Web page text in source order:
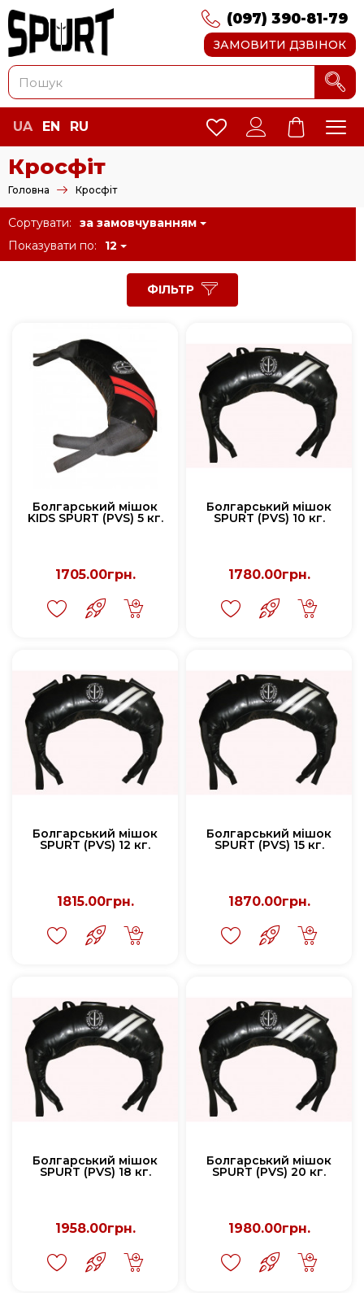
(097) 390-81-79
ЗАМОВИТИ ДЗВІНОК
UA EN RU
Кросфіт
Головна Кросфіт
Сортувати:
за замовчуванням
Показувати по:
12
ФІЛЬТР
Болгарський мішок
KIDS SPURT (PVS) 5 кг.
1705.00грн.
Болгарський мішок
SPURT (PVS) 10 кг.
1780.00грн.
Болгарський мішок
SPURT (PVS) 12 кг.
1815.00грн.
Болгарський мішок
SPURT (PVS) 15 кг.
1870.00грн.
Болгарський мішок
SPURT (PVS) 18 кг.
1958.00грн.
Болгарський мішок
SPURT (PVS) 20 кг.
1980.00грн.